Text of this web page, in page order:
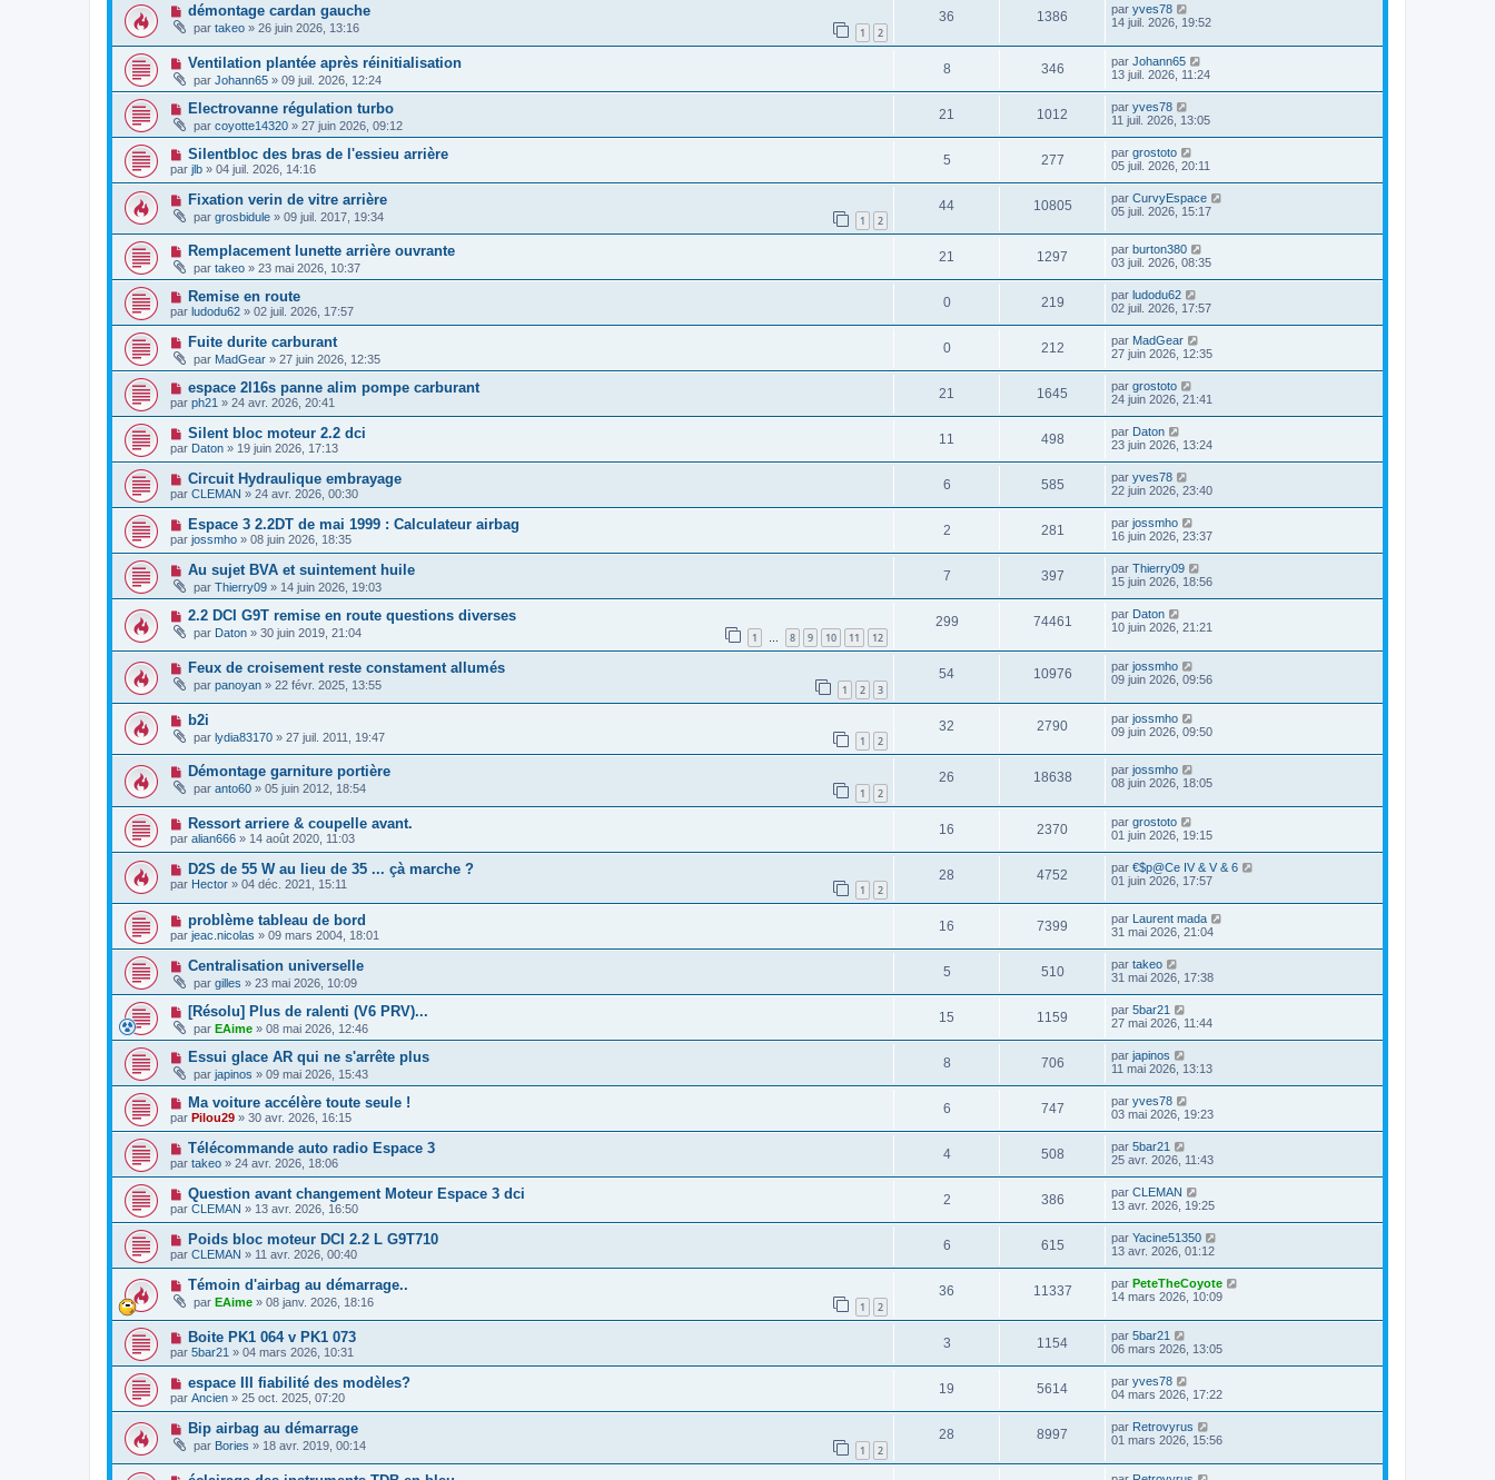
démontage cardan gauche
par takeo » 26 juin 2026, 13:16 1 2
36 1386 par yves78
14 juil. 2026, 19:52
Ventilation plantée après réinitialisation
par Johann65 » 09 juil. 2026, 12:24
8 346 par Johann65
13 juil. 2026, 11:24
Electrovanne régulation turbo
par coyotte14320 » 27 juin 2026, 09:12
21 1012 par yves78
11 juil. 2026, 13:05
Silentbloc des bras de l'essieu arrière
par jlb » 04 juil. 2026, 14:16
5 277 par grostoto
05 juil. 2026, 20:11
Fixation verin de vitre arrière
par grosbidule » 09 juil. 2017, 19:34 1 2
44 10805 par CurvyEspace
05 juil. 2026, 15:17
Remplacement lunette arrière ouvrante
par takeo » 23 mai 2026, 10:37
21 1297 par burton380
03 juil. 2026, 08:35
Remise en route
par ludodu62 » 02 juil. 2026, 17:57
0 219 par ludodu62
02 juil. 2026, 17:57
Fuite durite carburant
par MadGear » 27 juin 2026, 12:35
0 212 par MadGear
27 juin 2026, 12:35
espace 2l16s panne alim pompe carburant
par ph21 » 24 avr. 2026, 20:41
21 1645 par grostoto
24 juin 2026, 21:41
Silent bloc moteur 2.2 dci
par Daton » 19 juin 2026, 17:13
11 498 par Daton
23 juin 2026, 13:24
Circuit Hydraulique embrayage
par CLEMAN » 24 avr. 2026, 00:30
6 585 par yves78
22 juin 2026, 23:40
Espace 3 2.2DT de mai 1999 : Calculateur airbag
par jossmho » 08 juin 2026, 18:35
2 281 par jossmho
16 juin 2026, 23:37
Au sujet BVA et suintement huile
par Thierry09 » 14 juin 2026, 19:03
7 397 par Thierry09
15 juin 2026, 18:56
2.2 DCI G9T remise en route questions diverses
par Daton » 30 juin 2019, 21:04 1 … 8 9 10 11 12
299 74461 par Daton
10 juin 2026, 21:21
Feux de croisement reste constament allumés
par panoyan » 22 févr. 2025, 13:55 1 2 3
54 10976 par jossmho
09 juin 2026, 09:56
b2i
par lydia83170 » 27 juil. 2011, 19:47 1 2
32 2790 par jossmho
09 juin 2026, 09:50
Démontage garniture portière
par anto60 » 05 juin 2012, 18:54 1 2
26 18638 par jossmho
08 juin 2026, 18:05
Ressort arriere & coupelle avant.
par alian666 » 14 août 2020, 11:03
16 2370 par grostoto
01 juin 2026, 19:15
D2S de 55 W au lieu de 35 ... çà marche ?
par Hector » 04 déc. 2021, 15:11 1 2
28 4752 par €$p@Ce IV & V & 6
01 juin 2026, 17:57
problème tableau de bord
par jeac.nicolas » 09 mars 2004, 18:01
16 7399 par Laurent mada
31 mai 2026, 21:04
Centralisation universelle
par gilles » 23 mai 2026, 10:09
5 510 par takeo
31 mai 2026, 17:38
[Résolu] Plus de ralenti (V6 PRV)...
par EAime » 08 mai 2026, 12:46
15 1159 par 5bar21
27 mai 2026, 11:44
Essui glace AR qui ne s'arrête plus
par japinos » 09 mai 2026, 15:43
8 706 par japinos
11 mai 2026, 13:13
Ma voiture accélère toute seule !
par Pilou29 » 30 avr. 2026, 16:15
6 747 par yves78
03 mai 2026, 19:23
Télécommande auto radio Espace 3
par takeo » 24 avr. 2026, 18:06
4 508 par 5bar21
25 avr. 2026, 11:43
Question avant changement Moteur Espace 3 dci
par CLEMAN » 13 avr. 2026, 16:50
2 386 par CLEMAN
13 avr. 2026, 19:25
Poids bloc moteur DCI 2.2 L G9T710
par CLEMAN » 11 avr. 2026, 00:40
6 615 par Yacine51350
13 avr. 2026, 01:12
Témoin d'airbag au démarrage..
par EAime » 08 janv. 2026, 18:16 1 2
36 11337 par PeteTheCoyote
14 mars 2026, 10:09
Boite PK1 064 v PK1 073
par 5bar21 » 04 mars 2026, 10:31
3 1154 par 5bar21
06 mars 2026, 13:05
espace III fiabilité des modèles?
par Ancien » 25 oct. 2025, 07:20
19 5614 par yves78
04 mars 2026, 17:22
Bip airbag au démarrage
par Bories » 18 avr. 2019, 00:14 1 2
28 8997 par Retrovyrus
01 mars 2026, 15:56